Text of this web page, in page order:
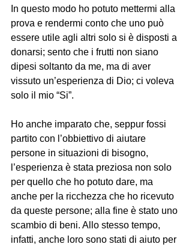
In questo modo ho potuto mettermi alla
prova e rendermi conto che uno può
essere utile agli altri solo si è disposti a
donarsi; sento che i frutti non siano
dipesi soltanto da me, ma di aver
vissuto un’esperienza di Dio; ci voleva
solo il mio “Si”.
Ho anche imparato che, seppur fossi
partito con l’obbiettivo di aiutare
persone in situazioni di bisogno,
l’esperienza è stata preziosa non solo
per quello che ho potuto dare, ma
anche per la ricchezza che ho ricevuto
da queste persone; alla fine è stato uno
scambio di beni. Allo stesso tempo,
infatti, anche loro sono stati di aiuto per